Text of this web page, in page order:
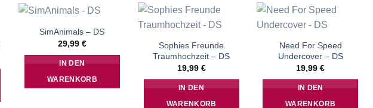
SimAnimals – DS
29,99 €
IN DEN
WARENKORB
Sophies Freunde
Traumhochzeit – DS
19,99 €
IN DEN
WARENKORB
Need For Speed
Undercover – DS
19,99€
IN DEN
WARENKORB